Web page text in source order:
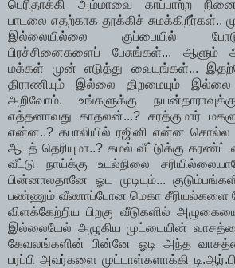
பெரிதாக்கி அம்மாவை காப்பாற்ற
பாடலை எதற்காக தூக்கிச் சுமக்கிறீர்கள்..
இல்லையில்லை குப்பையில்
பிரச்சினைகளைப் பேசுங்கள்...
மக்கள் முன் எடுத்து வையுங்கள்...
திராணியும் இல்லை திறமையும்
அறிவோம். உங்களுக்கு
எத்தனாவது காதலன்...? சரத்குமார்
என்ன..? கபாலியில் ரஜினி என்ன சொல்ல
ஆடத் தெரியுமா..? கமல் வீட்டுக்கு கரண்ட்
வீட்டு நாய்க்கு உடல்நிலை
பின்னாலதானே ஓட முடியும்...
பண்ணும் வீணாப்போன மெகா சீரியல்களை
விளக்கேற்றிய பிறகு வீடுகளில்
இல்லையேல் அழுகிய முட்டையின்
கேவலங்களின் பின்னே ஓடி அந்த
பரப்பி அவர்களை முட்டாள்களாக்கி